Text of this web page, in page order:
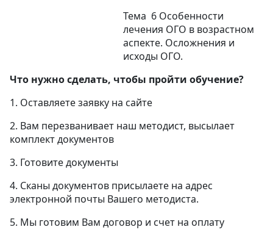
Тема 6 Особенности
лечения ОГО в возрастном
аспекте. Осложнения и
исходы ОГО.
Что нужно сделать, чтобы пройти обучение?
1. Оставляете заявку на сайте
2. Вам перезванивает наш методист, высылает
комплект документов
3. Готовите документы
4. Сканы документов присылаете на адрес
электронной почты Вашего методиста.
5. Мы готовим Вам договор и счет на оплату